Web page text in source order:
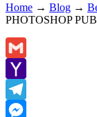
Home → Blog →
PHOTOSHOP
Gmail
Yahoo
Mail
Telegram